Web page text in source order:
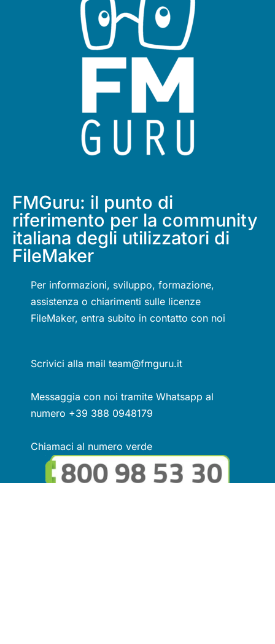
FMGuru: il punto di
riferimento per la community
italiana degli utilizzatori di
FileMaker
Per informazioni, sviluppo, formazione,
assistenza o chiarimenti sulle licenze
FileMaker, entra subito in contatto con noi
Scrivici alla mail team@fmguru.it
Messaggia con noi tramite Whatsapp al
numero +39 388 0948179
Chiamaci al numero verde